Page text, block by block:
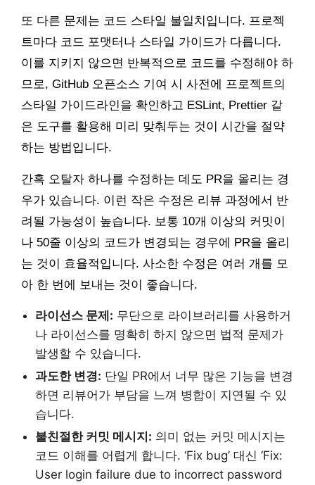
또 다른 문제는 코드 스타일 불일치입니다. 프로젝
트마다 코드 포맷터나 스타일 가이드가 다릅니다.
이를 지키지 않으면 반복적으로 코드를 수정해야 하
므로, GitHub 오픈소스 기여 시 사전에 프로젝트의
스타일 가이드라인을 확인하고 ESLint, Prettier 같
은 도구를 활용해 미리 맞춰두는 것이 시간을 절약
하는 방법입니다.
간혹 오탈자 하나를 수정하는 데도 PR을 올리는 경
우가 있습니다. 이런 작은 수정은 리뷰 과정에서 반
려될 가능성이 높습니다. 보통 10개 이상의 커밋이
나 50줄 이상의 코드가 변경되는 경우에 PR을 올리
는 것이 효율적입니다. 사소한 수정은 여러 개를 모
아 한 번에 보내는 것이 좋습니다.
라이선스 문제: 무단으로 라이브러리를 사용하거
나 라이선스를 명확히 하지 않으면 법적 문제가
발생할 수 있습니다.
과도한 변경: 단일 PR에서 너무 많은 기능을 변경
하면 리뷰어가 부담을 느껴 병합이 지연될 수 있
습니다.
불친절한 커밋 메시지: 의미 없는 커밋 메시지는
코드 이해를 어렵게 합니다. ‘Fix bug’ 대신 ‘Fix:
User login failure due to incorrect password